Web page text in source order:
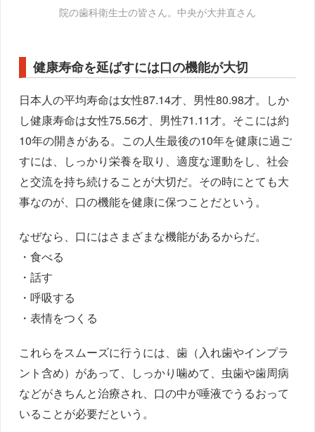
院の歯科衛生士の皆さん。中央が大井直さん
健康寿命を延ばすには口の機能が大切
日本人の平均寿命は女性87.14才、男性80.98才。しか
し健康寿命は女性75.56才、男性71.11才。そこには約
10年の開きがある。この人生最後の10年を健康に過ご
すには、しっかり栄養を取り、適度な運動をし、社会
と交流を持ち続けることが大切だ。その時にとても大
事なのが、口の機能を健康に保つことだという。
なぜなら、口にはさまざまな機能があるからだ。
・食べる
・話す
・呼吸する
・表情をつくる
これらをスムーズに行うには、歯（入れ歯やインプラ
ント含め）があって、しっかり噛めて、虫歯や歯周病
などがきちんと治療され、口の中が唾液でうるおって
いることが必要だという。